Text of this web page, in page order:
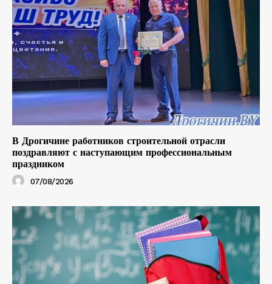
В Дрогичине работников строительной отрасли
поздравляют с наступающим профессиональным
праздником
07/08/2026